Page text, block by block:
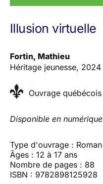
Illusion virtuelle
Fortin, Mathieu
Héritage jeunesse, 2024
Ouvrage québécois
Disponible en numérique
Type d'ouvrage : Roman
Âges : 12 à 17 ans
Nombre de pages : 88
ISBN : 9782898125928